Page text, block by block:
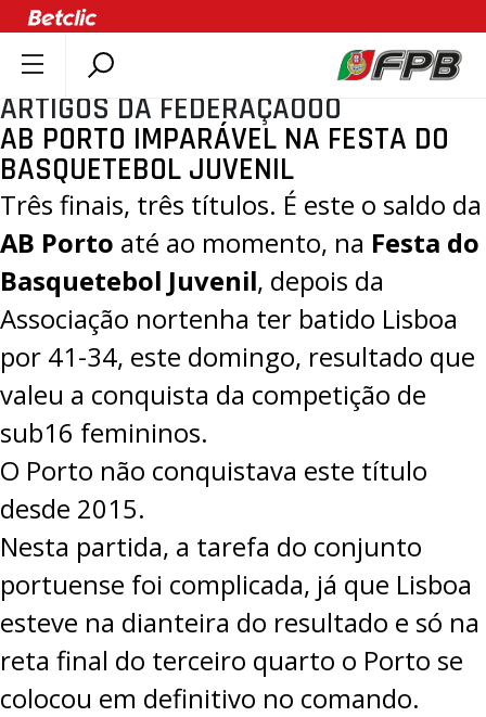
SOBRE A FPB
DOCUMENTOS
ÚLTIMAS
COMPETIÇÕES
ASSOCIAÇÕES
CLUBES
AGENTES
AGENDA
SELEÇÕES
MINIBASQUETE
ÁREA TÉCNICA
PROJETOS
LIGA BETCLIC MASCULINA
LIGA BETCLIC FEMININA
ARTIGOS DA FEDERAÇÃOOO
AB PORTO IMPARÁVEL NA FESTA DO
BASQUETEBOL JUVENIL
Três finais, três títulos. É este o saldo da
AB Porto até ao momento, na Festa do
Basquetebol Juvenil, depois da
Associação nortenha ter batido Lisboa
por 41-34, este domingo, resultado que
valeu a conquista da competição de
sub16 femininos.
O Porto não conquistava este título
desde 2015.
Nesta partida, a tarefa do conjunto
portuense foi complicada, já que Lisboa
esteve na dianteira do resultado e só na
reta final do terceiro quarto o Porto se
colocou em definitivo no comando.